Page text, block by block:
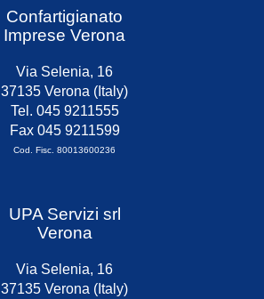
Confartigianato
Imprese Verona
Via Selenia, 16
37135 Verona (Italy)
Tel. 045 9211555
Fax 045 9211599
Cod. Fisc. 80013600236
UPA Servizi srl
Verona
Via Selenia, 16
37135 Verona (Italy)